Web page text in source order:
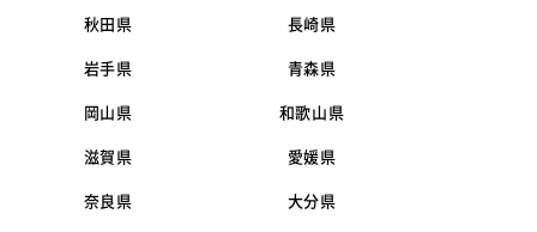
秋田県 長崎県
岩手県 青森県
岡山県 和歌山県
滋賀県 愛媛県
奈良県 大分県